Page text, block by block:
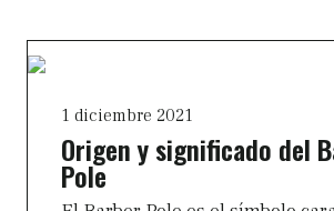
1 diciembre 2021
Origen y significado del
Pole